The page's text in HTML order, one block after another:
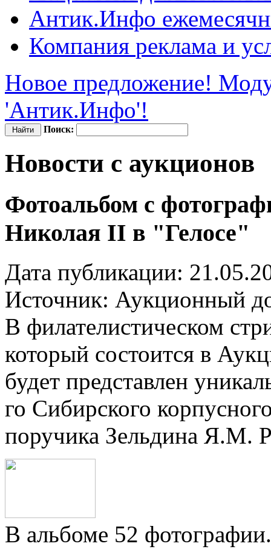
Антик.Инфо
Компания реклама и
Новое предложение!
'Антик.Инфо'!
Поиск:
Новости с аукционов
Фотоальбом с
Николая II в "Гелосе"
Дата публикации:
Источник: Аукционный
В филателистическом
который состоится в
будет представлен
го Сибирского
поручика Зельдина Я.М.
В альбоме 52